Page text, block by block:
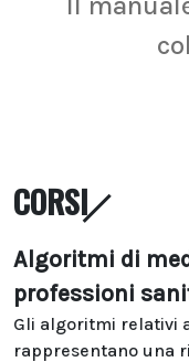
CORSI
Algoritmi di
professioni
Gli algoritmi relativi
rappresentano una